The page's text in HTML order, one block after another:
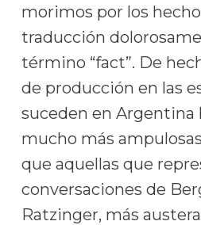
morimos por los
traducción
término “fact”. De
de producción en las
suceden en Argentina
mucho más
que aquellas que
conversaciones de
Ratzinger, más